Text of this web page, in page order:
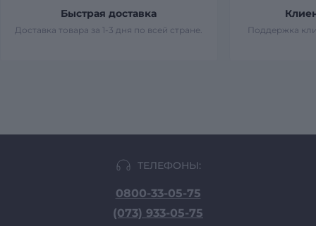
Быстрая доставка
Доставка товара за 1-3 дня по всей стране. Поддержка
ТЕЛЕФОНЫ:
0800-33-05-75
(073) 933-05-75